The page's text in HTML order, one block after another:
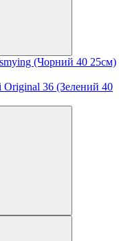
(Чорний 40 25см)